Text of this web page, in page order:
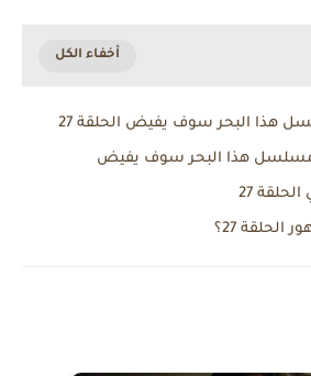
هذا البحر سوف يفيض الحلقة 27
لمسلسل هذا البحر سوف يفيض
27
الحلقة 27؟